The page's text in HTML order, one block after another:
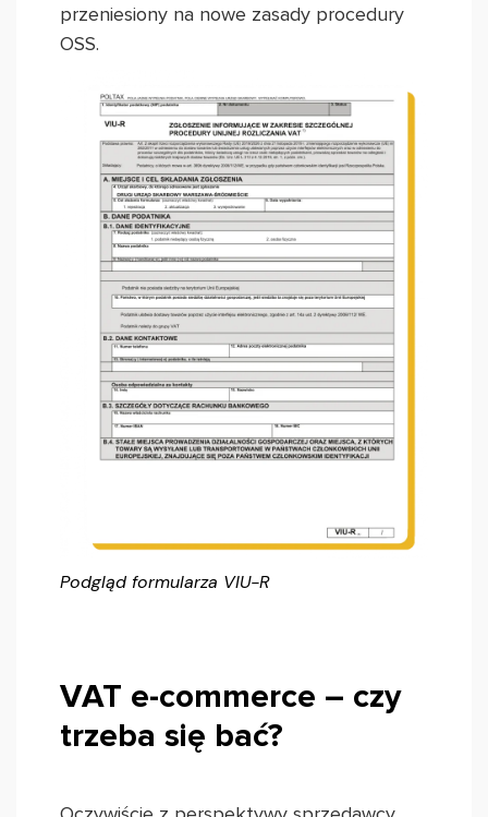
przeniesiony na nowe zasady procedury
OSS.
Podgląd formularza VIU-R
VAT e-commerce – czy
trzeba się bać?